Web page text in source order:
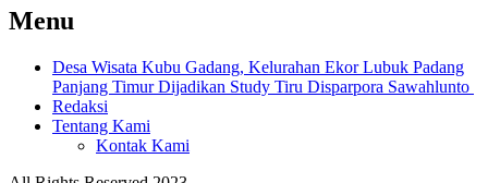
Menu
Desa Wisata Kubu Gadang, Kelurahan Ekor Lubuk Padang
Panjang Timur Dijadikan Study Tiru Disparpora Sawahlunto
Redaksi
Tentang Kami
Kontak Kami